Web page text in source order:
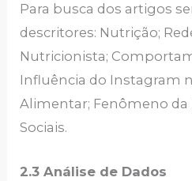
Para busca dos artigos
descritores: Nutrição;
Nutricionista;
Influência do Instagram
Alimentar; Fenômeno da
Sociais.
2.3 Análise de Dados